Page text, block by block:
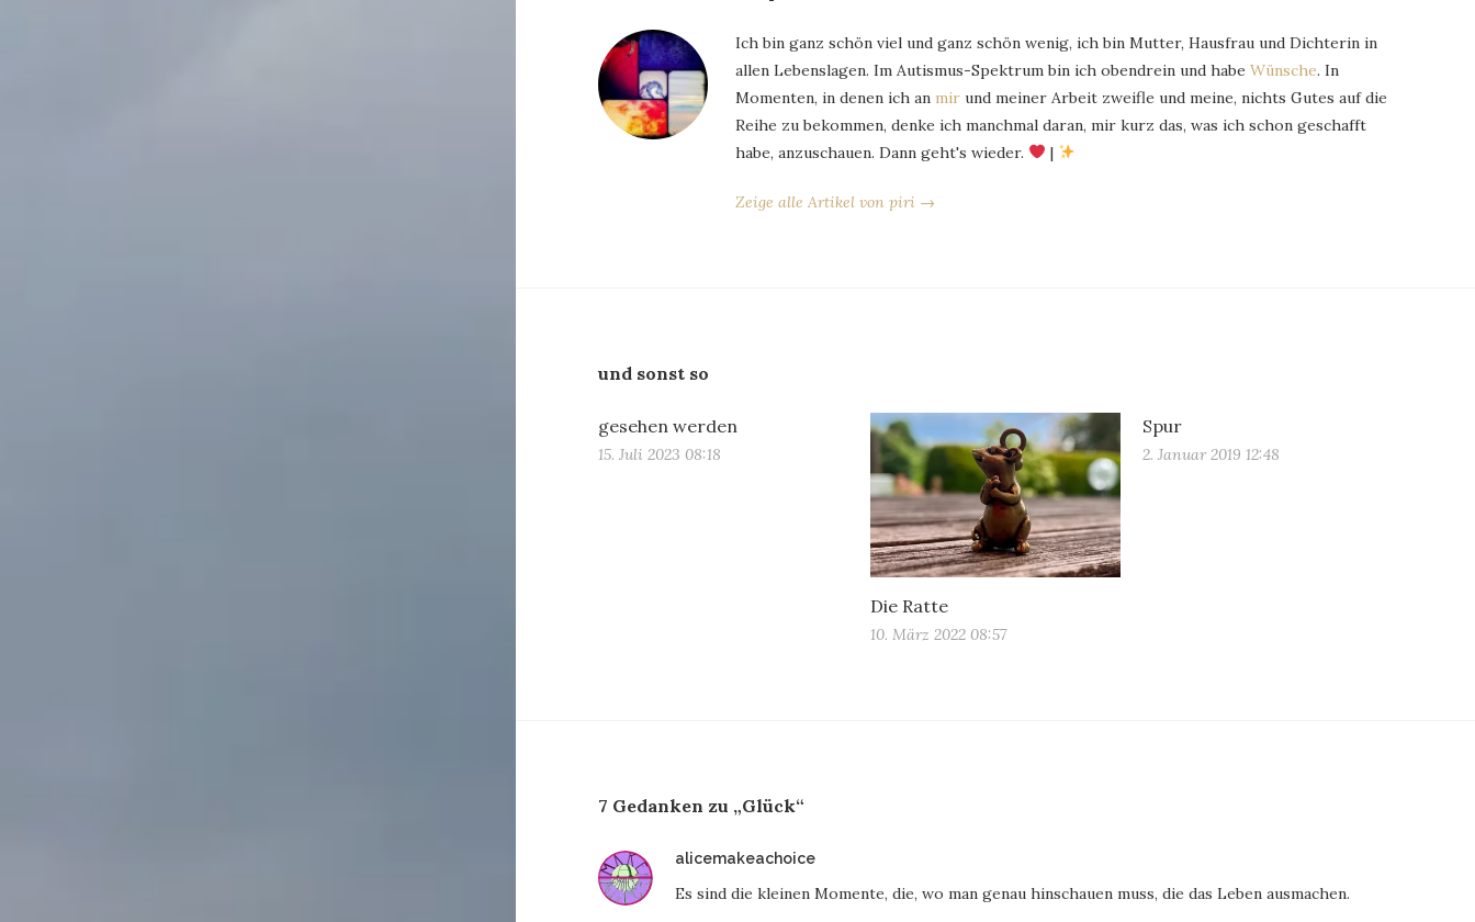
Ich bin ganz schön viel und ganz schön wenig, ich bin Mutter, Hausfrau und Dichterin in
allen Lebenslagen. Im Autismus-Spektrum bin ich obendrein und habeWünsche. In
Momenten, in denen ich an mir und meiner Arbeit zweifle und meine, nichts Gutes auf die
Reihe zu bekommen, denke ich manchmal daran, mir kurz das, was ich schon geschafft
habe, anzuschauen. Dann geht's wieder.
|
Zeige alle Artikel von piri →
und sonst so
gesehen werden
15. Juli 2023 08:18
Die Ratte
10. März 2022 08:57
Spur
2. Januar 2019 12:48
7 Gedanken zu „Glück“
alicemakeachoicesagt:
Es sind die kleinen Momente, die, wo man genau hinschauen muss, die das Leben ausmachen.